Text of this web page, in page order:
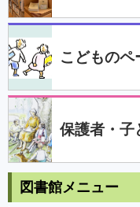
こどものペ
保護者・子
図書館メニュー